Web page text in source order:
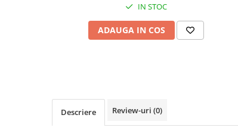
IN STOC
ADAUGA IN COS
Descriere Review-uri (0)